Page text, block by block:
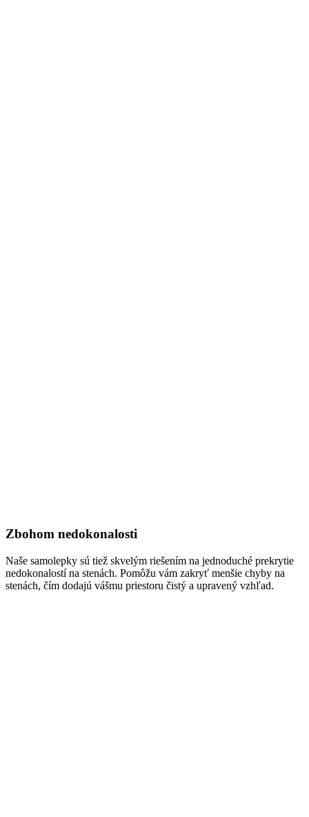
Zbohom nedokonalosti
Naše samolepky sú tiež skvelým riešením na jednoduché prekrytie
nedokonalostí na stenách. Pomôžu vám zakryť menšie chyby na
stenách, čím dodajú vášmu priestoru čistý a upravený vzhľad.